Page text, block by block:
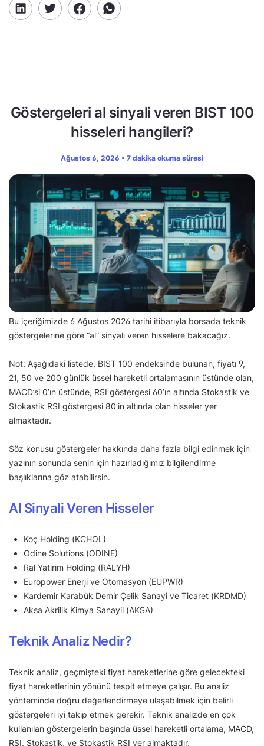
Göstergeleri al sinyali veren BIST 100
hisseleri hangileri?
Ağustos 6, 2026 • 7 dakika okuma süresi
Bu içeriğimizde 6 Ağustos 2026 tarihi itibarıyla borsada teknik
göstergelerine göre “al” sinyali veren hisselere bakacağız.
Not: Aşağıdaki listede, BIST 100 endeksinde bulunan, fiyatı 9,
21, 50 ve 200 günlük üssel hareketli ortalamasının üstünde olan,
MACD’si 0’ın üstünde, RSI göstergesi 60’ın altında Stokastik ve
Stokastik RSI göstergesi 80’in altında olan hisseler yer
almaktadır.
Söz konusu göstergeler hakkında daha fazla bilgi edinmek için
yazının sonunda senin için hazırladığımız bilgilendirme
başlıklarına göz atabilirsin.
Al Sinyali Veren Hisseler
Koç Holding (KCHOL)
Odine Solutions (ODINE)
Ral Yatırım Holding (RALYH)
Europower Enerji ve Otomasyon (EUPWR)
Kardemir Karabük Demir Çelik Sanayi ve Ticaret (KRDMD)
Aksa Akrilik Kimya Sanayii (AKSA)
Teknik Analiz Nedir?
Teknik analiz, geçmişteki fiyat hareketlerine göre gelecekteki
fiyat hareketlerinin yönünü tespit etmeye çalışır. Bu analiz
yönteminde doğru değerlendirmeye ulaşabilmek için belirli
göstergeleri iyi takip etmek gerekir. Teknik analizde en çok
kullanılan göstergelerin başında üssel hareketli ortalama, MACD,
RSI, Stokastik, ve Stokastik RSI yer almaktadır.